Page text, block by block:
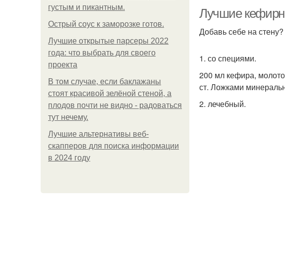
густым и пикантным.
Острый соус к заморозке готов.
Лучшие открытые парсеры 2022
года: что выбрать для своего
проекта
В том случае, если баклажаны
стоят красивой зелёной стеной, а
плодов почти не видно - радоваться
тут нечему.
Лучшие альтернативы веб-
скапперов для поиска информации
в 2024 году
Лучшие
Добавь себе на стену?
1. со специями.
200 мл кефира,
ст. Ложками
2. лечебный.